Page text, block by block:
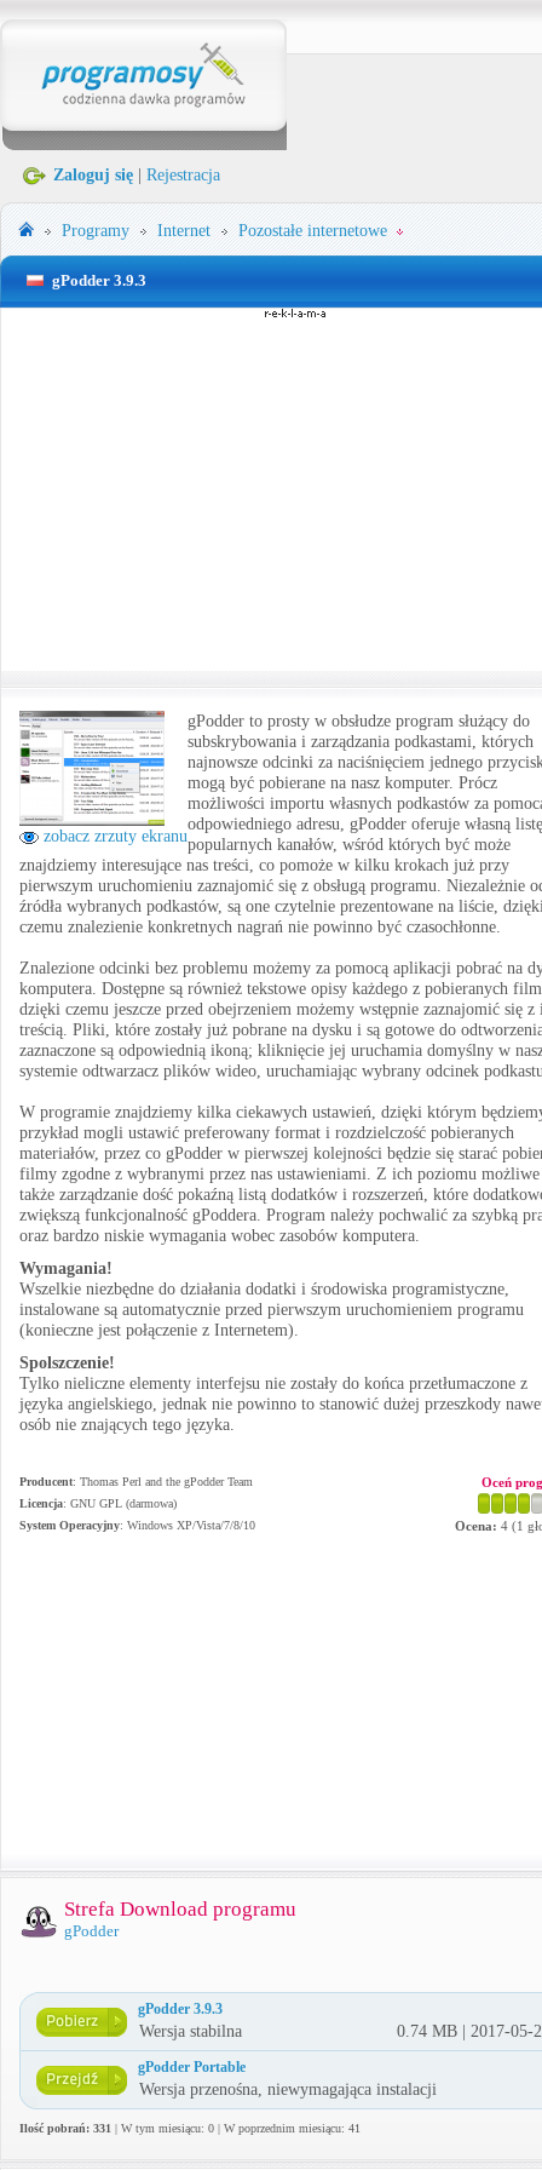
Zaloguj się Rejestracja
Programy Internet Pozostałe internetowe
gPodder 3.9.3
zobacz zrzuty ekranu
gPodder to prosty w obsłudze program służący do
subskrybowania i zarządzania podkastami, których
najnowsze odcinki za naciśnięciem jednego
mogą być pobierane na nasz komputer. Prócz
możliwości importu własnych podkastów za
odpowiedniego adresu, gPodder oferuje własną listę
popularnych kanałów, wśród których być może
znajdziemy interesujące nas treści, co pomoże w kilku krokach już przy
pierwszym uruchomieniu zaznajomić się z obsługą programu. Niezależnie
źródła wybranych podkastów, są one czytelnie prezentowane na liście,
czemu znalezienie konkretnych nagrań nie powinno być czasochłonne.
Znalezione odcinki bez problemu możemy za pomocą aplikacji pobrać na
komputera. Dostępne są również tekstowe opisy każdego z pobieranych
dzięki czemu jeszcze przed obejrzeniem możemy wstępnie zaznajomić się z
treścią. Pliki, które zostały już pobrane na dysku i są gotowe do
zaznaczone są odpowiednią ikoną; kliknięcie jej uruchamia domyślny w
systemie odtwarzacz plików wideo, uruchamiając wybrany odcinek
W programie znajdziemy kilka ciekawych ustawień, dzięki którym
przykład mogli ustawić preferowany format i rozdzielczość pobieranych
materiałów, przez co gPodder w pierwszej kolejności będzie się starać
filmy zgodne z wybranymi przez nas ustawieniami. Z ich poziomu możliwe
także zarządzanie dość pokaźną listą dodatków i rozszerzeń, które
zwiększą funkcjonalność gPoddera. Program należy pochwalić za szybką
oraz bardzo niskie wymagania wobec zasobów komputera.
Wymagania!
Wszelkie niezbędne do działania dodatki i środowiska programistyczne,
instalowane są automatycznie przed pierwszym uruchomieniem programu
(konieczne jest połączenie z Internetem).
Spolszczenie!
Tylko nieliczne elementy interfejsu nie zostały do końca przetłumaczone z
języka angielskiego, jednak nie powinno to stanowić dużej przeszkody
osób nie znających tego języka.
Producent: Thomas Perl and the gPodder Team
Licencja: GNU GPL (darmowa)
System Operacyjny: Windows XP/Vista/7/8/10
Oceń
Ocena: 4 (1
Strefa Download programu
gPodder
gPodder 3.9.3
Wersja stabilna 0.74 MB | 2017-05-
gPodder Portable
Wersja przenośna, niewymagająca instalacji
Ilość pobrań: 331 | W tym miesiącu: 0 | W poprzednim miesiącu: 41